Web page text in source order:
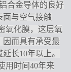
合金导体的良好
面与空气接触
氧化膜，这层氧
因而具有承受最
长10年以上。
用时间40年来